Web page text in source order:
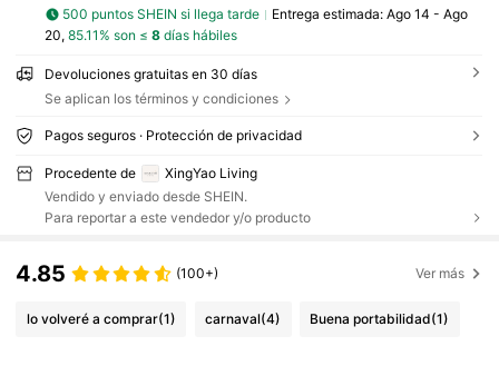
500 puntos SHEIN si llega tarde Entrega estimada: Ago 14 - Ago
20, 85.11% son ≤ 8días hábiles
Devoluciones gratuitas en 30 días
Se aplican los términos y condiciones
Pagos seguros · Protección de privacidad
Procedente de
XingYao Living
Vendido y enviado desde SHEIN.
Para reportar a este vendedor y/o producto
4.85 (100+) Ver más
lo volveré a comprar(1) carnaval(4) Buena portabilidad(1)